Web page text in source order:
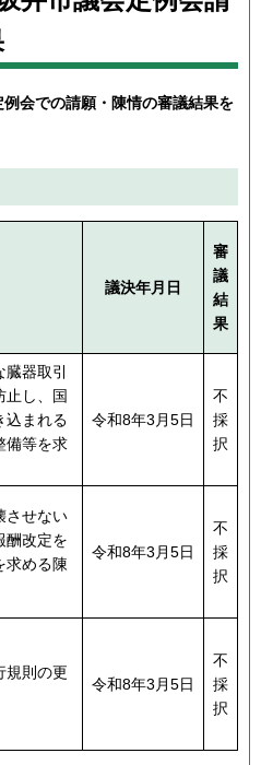
会での請願・陳情の審議結果を
議決年月日
審
議
結
果
器取引
止し、国
込まれる
備等を求
令和8年3月5日
不
採
択
させない
酬改定を
求める陳
令和8年3月5日
不
採
択
規則の更
令和8年3月5日
不
採
択